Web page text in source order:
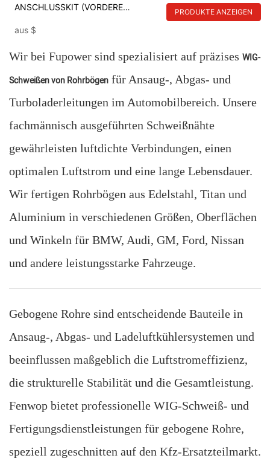
ANSCHLUSSKIT (VORDERE
aus $
PRODUKTE ANZEIGEN
Wir bei Fupower sind spezialisiert auf präzises WIG-
Schweißen von Rohrbögen für Ansaug-, Abgas- und
Turboladerleitungen im Automobilbereich. Unsere
fachmännisch ausgeführten Schweißnähte
gewährleisten luftdichte Verbindungen, einen
optimalen Luftstrom und eine lange Lebensdauer.
Wir fertigen Rohrbögen aus Edelstahl, Titan und
Aluminium in verschiedenen Größen, Oberflächen
und Winkeln für BMW, Audi, GM, Ford, Nissan
und andere leistungsstarke Fahrzeuge.
Gebogene Rohre sind entscheidende Bauteile in
Ansaug-, Abgas- und Ladeluftkühlersystemen und
beeinflussen maßgeblich die Luftstromeffizienz,
die strukturelle Stabilität und die Gesamtleistung.
Fenwop bietet professionelle WIG-Schweiß- und
Fertigungsdienstleistungen für gebogene Rohre,
speziell zugeschnitten auf den Kfz-Ersatzteilmarkt.